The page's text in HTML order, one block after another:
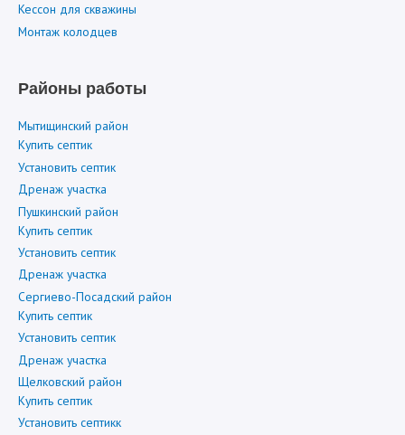
Кессон для скважины
Монтаж колодцев
Районы работы
Мытищинский район
Купить септик
Установить септик
Дренаж участка
Пушкинский район
Купить септик
Установить септик
Дренаж участка
Сергиево-Посадский район
Купить септик
Установить септик
Дренаж участка
Щелковский район
Купить септик
Установить септикк